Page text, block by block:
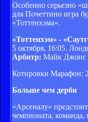
Особенно серьезно
для Почеттино игра
«Тоттенхэма».
«Тоттенхэм» -
5 октября, 16:05.
Арбитр: Майк Джонс
Котировки Марафон:
Больше чем дерби
«Арсеналу»
чемпионата,